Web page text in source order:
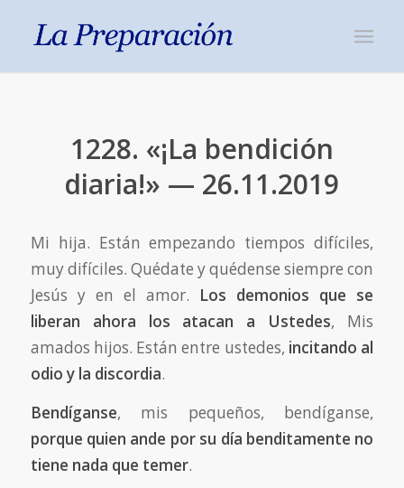
1228. «¡La bendición
diaria!» — 26.11.2019
Mi hija. Están empezando tiempos difíciles,
muy difíciles. Quédate y quédense siempre con
Jesús y en el amor. Los demonios que se
liberan ahora los atacan a Ustedes, Mis
amados hijos. Están entre ustedes, incitando al
odio y la discordia.
Bendíganse, mis pequeños, bendíganse,
porque quien ande por su día benditamente no
tiene nada que temer.